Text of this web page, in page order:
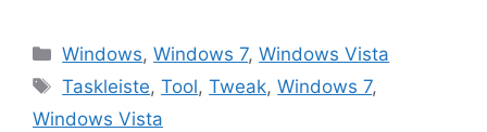
Kategorien
Windows,Windows 7,Windows Vista
Schlagwörter
Taskleiste,Tool,Tweak,Windows 7,
Windows Vista